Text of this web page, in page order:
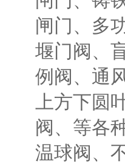
闸门、多
堰门阀、
例阀、通
上方下圆
阀、等各
温球阀、